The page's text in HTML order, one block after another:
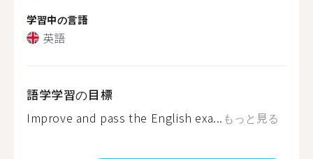
学習中の言語
英語
語学学習の目標
Improve and pass the English exa... もっと見る